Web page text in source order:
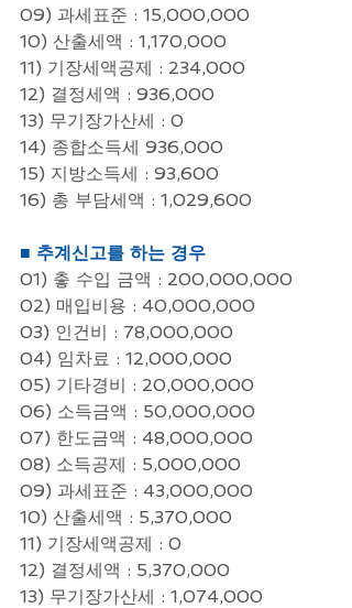
09) 과세표준 : 15,000,000
10) 산출세액 : 1,170,000
11) 기장세액공제 : 234,000
12) 결정세액 : 936,000
13) 무기장가산세 : 0
14) 종합소득세 936,000
15) 지방소득세 : 93,600
16) 총 부담세액 : 1,029,600
■ 추계신고를 하는 경우
01) 촣 수입 금액 : 200,000,000
02) 매입비용 : 40,000,000
03) 인건비 : 78,000,000
04) 임차료 : 12,000,000
05) 기타경비 : 20,000,000
06) 소득금액 : 50,000,000
07) 한도금액 : 48,000,000
08) 소득공제 : 5,000,000
09) 과세표준 : 43,000,000
10) 산출세액 : 5,370,000
11) 기장세액공제 : 0
12) 결정세액 : 5,370,000
13) 무기장가산세 : 1,074,000